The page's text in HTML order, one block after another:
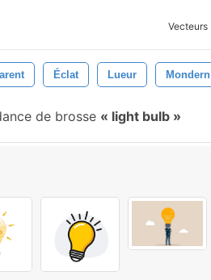
Vecteurs
Éclat Lueur Mondern
de brosse light bulb